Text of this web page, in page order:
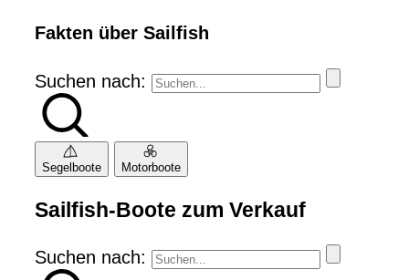
Fakten über Sailfish
Suchen nach:
Segelboote Motorboote
Sailfish-Boote zum Verkauf
Suchen nach: